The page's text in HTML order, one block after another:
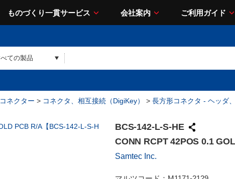
ものづくり一貫サービス 会社案内 ご利用ガイド
コネクター > コネクタ、相互接続（DigiKey） > 長方形コネクタ - ヘッダ
BCS-142-L-S-HE
CONN RCPT 42POS 0.1
Samtec Inc.